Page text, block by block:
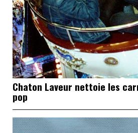
Chaton Laveur nettoie les
pop